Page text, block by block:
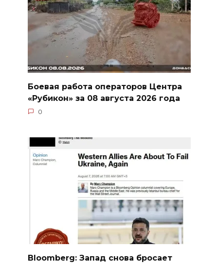
Боевая работа операторов Центра
«Рубикон» за 08 августа 2026 года
0
Bloomberg: Запад снова бросает